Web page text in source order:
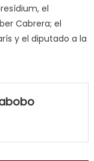
el
Cabrera; el
y el diputado a la